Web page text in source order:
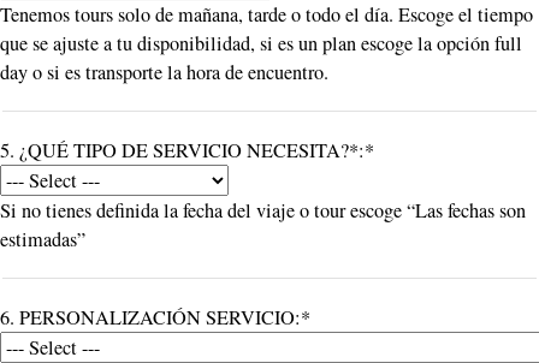
Tenemos tours solo de mañana, tarde o todo el día. Escoge el tiempo
que se ajuste a tu disponibilidad, si es un plan escoge la opción full
day o si es transporte la hora de encuentro.
5. ¿QUÉ TIPO DE SERVICIO NECESITA?*:*
Si no tienes definida la fecha del viaje o tour escoge “Las fechas son
estimadas”
6. PERSONALIZACIÓN SERVICIO:*